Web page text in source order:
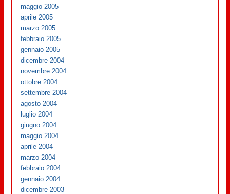
maggio 2005
aprile 2005
marzo 2005
febbraio 2005
gennaio 2005
dicembre 2004
novembre 2004
ottobre 2004
settembre 2004
agosto 2004
luglio 2004
giugno 2004
maggio 2004
aprile 2004
marzo 2004
febbraio 2004
gennaio 2004
dicembre 2003